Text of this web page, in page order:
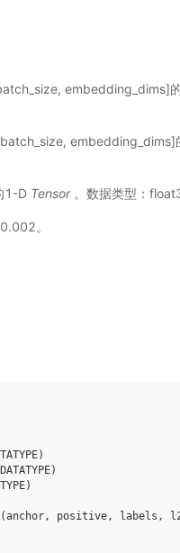
embedding_dims]
embedding_dims]
1-D Tensor。数据类型：
。
)
DATATYPE)
)
(anchor, positive, labels ,